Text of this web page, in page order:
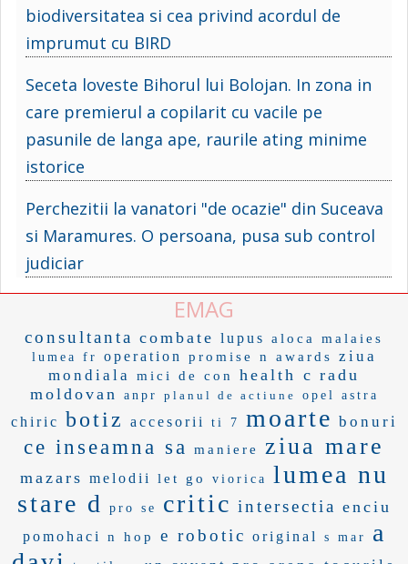
biodiversitatea si cea privind acordul de
imprumut cu BIRD
Seceta loveste Bihorul lui Bolojan. In zona in
care premierul a copilarit cu vacile pe
pasunile de langa ape, raurile ating minime
istorice
Perchezitii la vanatori "de ocazie" din Suceava
si Maramures. O persoana, pusa sub control
judiciar
EMAG
consultanta combate lupus aloca malaies
lumea fr operation promise n awards
ziua
mondiala
mici de con health c radu
moldovan
anpr planul de actiune opel astra
chiric botiz accesorii ti 7 moarte bonuri
ce inseamna sa maniere ziua mare
mazars melodii let go viorica
lumea nu
stare d
pro se critic intersectia enciu
pomohaci n hop e robotic original s mar
a